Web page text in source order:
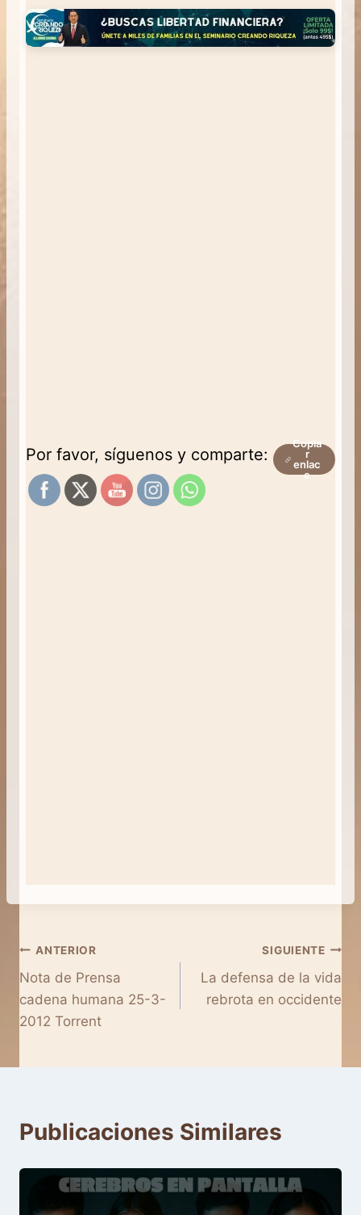
Por favor, síguenos y comparte:
Copia
r
enlac
e
Navegación
de
entradas
ANTERIOR
Nota de Prensa
cadena humana 25-3-
2012 Torrent
SIGUIENTE
La defensa de la vida
rebrota en occidente
Publicaciones Similares